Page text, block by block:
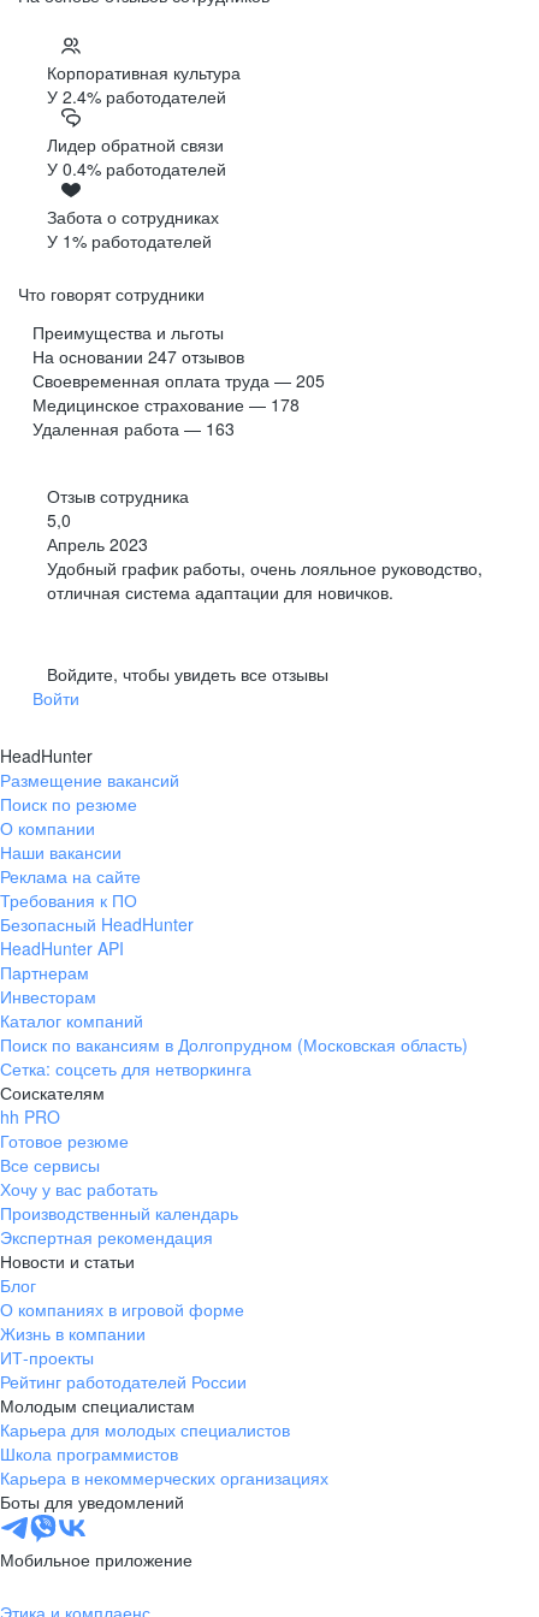
Корпоративная культура
У 2.4% работодателей
Лидер обратной связи
У 0.4% работодателей
Забота о сотрудниках
У 1% работодателей
Что говорят сотрудники
Преимущества и льготы
На основании 247 отзывов
Своевременная оплата труда — 205
Медицинское страхование — 178
Удаленная работа — 163
Отзыв сотрудника
5,0
Апрель 2023
Удобный график работы, очень лояльное руководство,
отличная система адаптации для новичков.
Войдите, чтобы увидеть все отзывы
Войти
HeadHunter
Размещение вакансий
Поиск по резюме
О компании
Наши вакансии
Реклама на сайте
Требования к ПО
Безопасный HeadHunter
HeadHunter API
Партнерам
Инвесторам
Каталог компаний
Поиск по вакансиям в Долгопрудном (Московская область)
Сетка: соцсеть для нетворкинга
Соискателям
hh PRO
Готовое резюме
Все сервисы
Хочу у вас работать
Производственный календарь
Экспертная рекомендация
Новости и статьи
Блог
О компаниях в игровой форме
Жизнь в компании
ИТ-проекты
Рейтинг работодателей России
Молодым специалистам
Карьера для молодых специалистов
Школа программистов
Карьера в некоммерческих организациях
Боты для уведомлений
Мобильное приложение